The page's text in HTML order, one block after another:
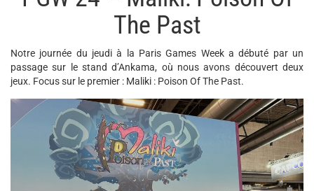
The Past
Notre journée du jeudi à la Paris Games Week a débuté par un
passage sur le stand d’Ankama, où nous avons découvert deux
jeux. Focus sur le premier : Maliki : Poison Of The Past.